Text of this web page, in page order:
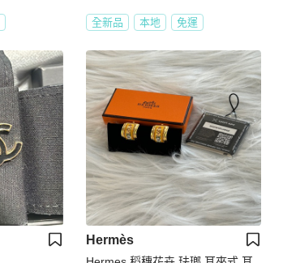
全新品 本地 免運
Hermès